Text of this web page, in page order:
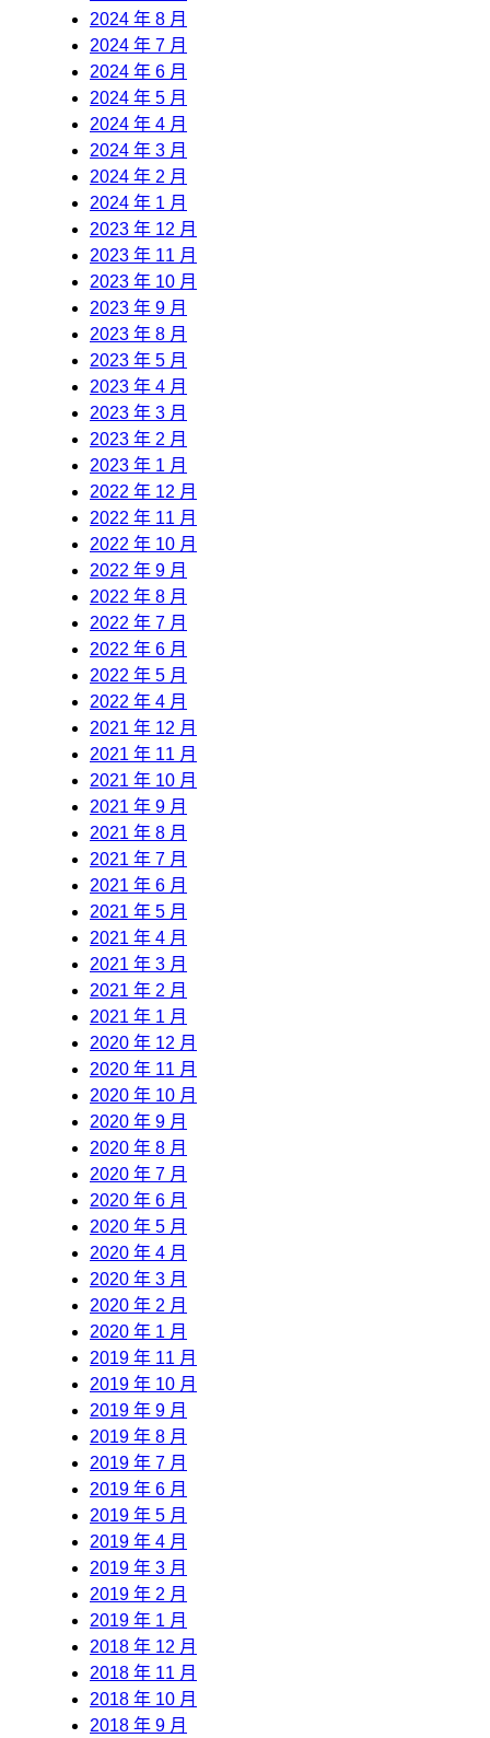
2024 年 8 月
2024 年 7 月
2024 年 6 月
2024 年 5 月
2024 年 4 月
2024 年 3 月
2024 年 2 月
2024 年 1 月
2023 年 12 月
2023 年 11 月
2023 年 10 月
2023 年 9 月
2023 年 8 月
2023 年 5 月
2023 年 4 月
2023 年 3 月
2023 年 2 月
2023 年 1 月
2022 年 12 月
2022 年 11 月
2022 年 10 月
2022 年 9 月
2022 年 8 月
2022 年 7 月
2022 年 6 月
2022 年 5 月
2022 年 4 月
2021 年 12 月
2021 年 11 月
2021 年 10 月
2021 年 9 月
2021 年 8 月
2021 年 7 月
2021 年 6 月
2021 年 5 月
2021 年 4 月
2021 年 3 月
2021 年 2 月
2021 年 1 月
2020 年 12 月
2020 年 11 月
2020 年 10 月
2020 年 9 月
2020 年 8 月
2020 年 7 月
2020 年 6 月
2020 年 5 月
2020 年 4 月
2020 年 3 月
2020 年 2 月
2020 年 1 月
2019 年 11 月
2019 年 10 月
2019 年 9 月
2019 年 8 月
2019 年 7 月
2019 年 6 月
2019 年 5 月
2019 年 4 月
2019 年 3 月
2019 年 2 月
2019 年 1 月
2018 年 12 月
2018 年 11 月
2018 年 10 月
2018 年 9 月